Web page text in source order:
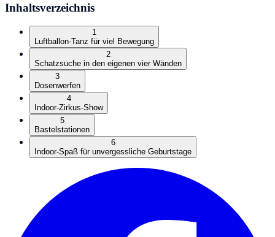
Inhaltsverzeichnis
1
Luftballon-Tanz für viel Bewegung
2
Schatzsuche in den eigenen vier Wänden
3
Dosenwerfen
4
Indoor-Zirkus-Show
5
Bastelstationen
6
Indoor-Spaß für unvergessliche Geburtstage